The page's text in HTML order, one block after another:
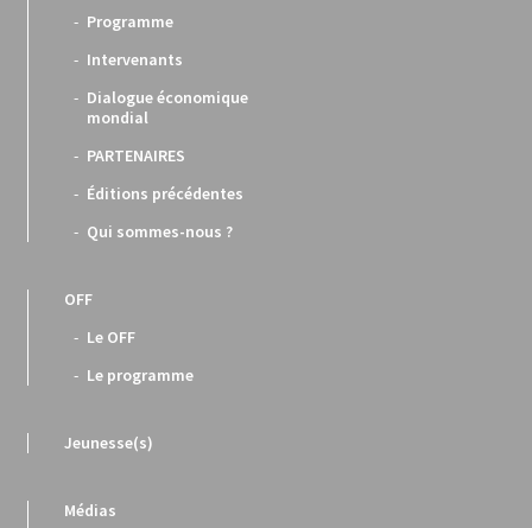
Programme
Intervenants
Dialogue économique
mondial
PARTENAIRES
Éditions précédentes
Qui sommes-nous ?
OFF
Le OFF
Le programme
Jeunesse(s)
Médias